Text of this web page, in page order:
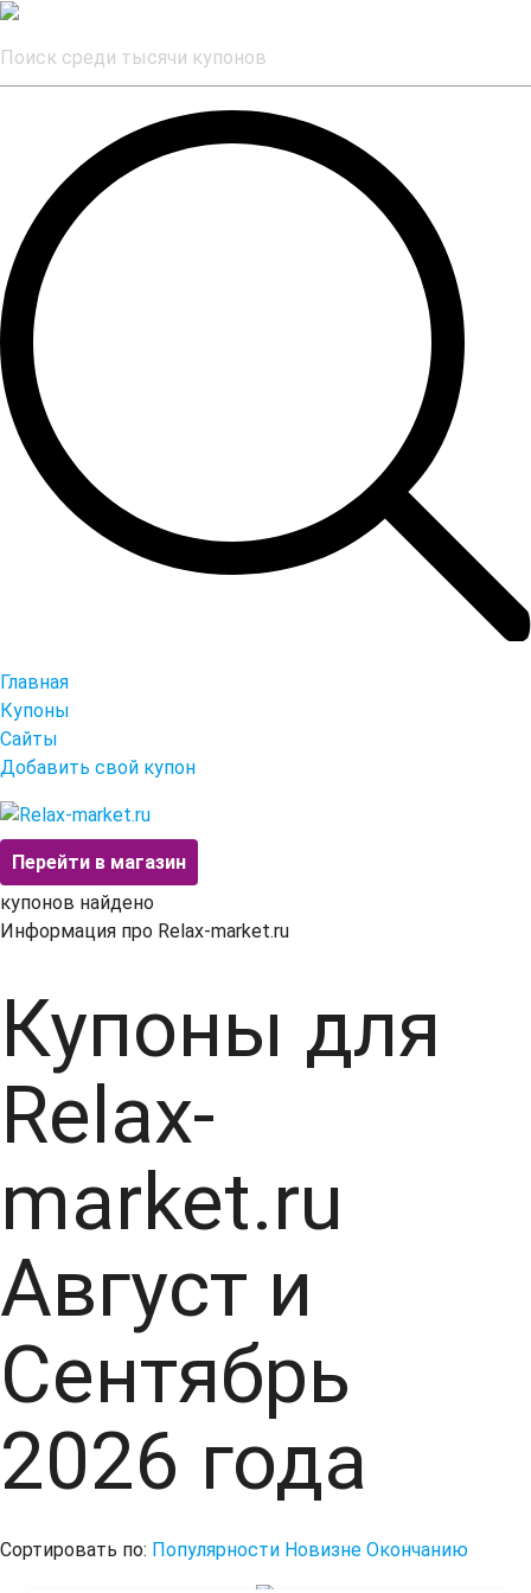
Главная
Купоны
Сайты
Добавить свой купон
Перейти в магазин
купонов найдено
Информация про Relax-market.ru
Купоны для
Relax-
market.ru
Август и
Сентябрь
2026 года
Сортировать по: Популярности Новизне Окончанию